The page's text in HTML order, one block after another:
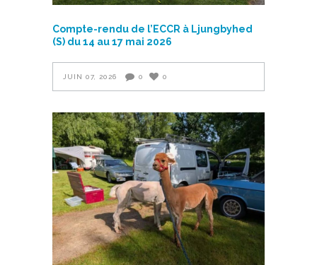
Compte-rendu de l’ECCR à Ljungbyhed
(S) du 14 au 17 mai 2026
JUIN 07, 2026 0 0